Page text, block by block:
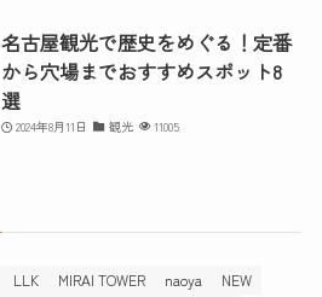
名古屋観光で歴史をめぐる！定番
から穴場までおすすめスポット8
選
2024年8月11日 観光 11005
LLK MIRAI TOWER naoya
NEW